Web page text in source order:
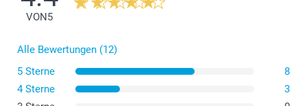
VON5
Alle Bewertungen (12)
5 Sterne
8
4 Sterne
3